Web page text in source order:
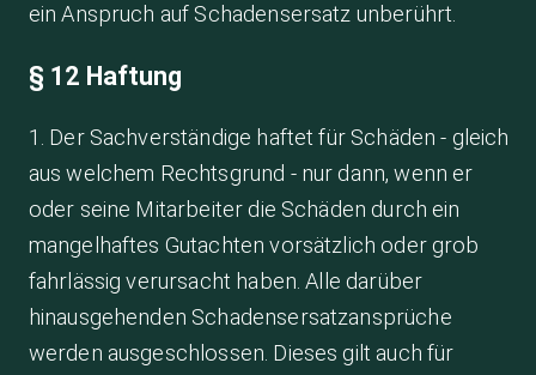
ein Anspruch auf Schadensersatz unberührt.
§ 12 Haftung
1. Der Sachverständige haftet für Schäden - gleich
aus welchem Rechtsgrund - nur dann, wenn er
oder seine Mitarbeiter die Schäden durch ein
mangelhaftes Gutachten vorsätzlich oder grob
fahrlässig verursacht haben. Alle darüber
hinausgehenden Schadensersatzansprüche
werden ausgeschlossen. Dieses gilt auch für